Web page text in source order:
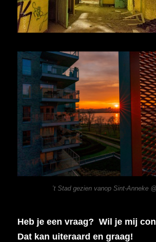
’t Stad gezien vanop Sint-Anneke
Heb je een vraag? Wil je mij
Dat kan uiteraard en graag!